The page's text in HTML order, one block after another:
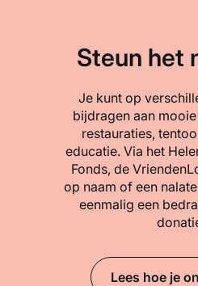
Steun het
Je kunt op
bijdragen aan
restauraties,
educatie. Via het
Fonds, de
op naam of een
eenmalig een
Lees hoe je